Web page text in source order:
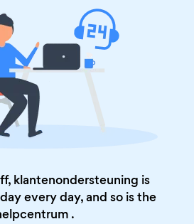
klantenondersteuning is
every day, and so is the
.